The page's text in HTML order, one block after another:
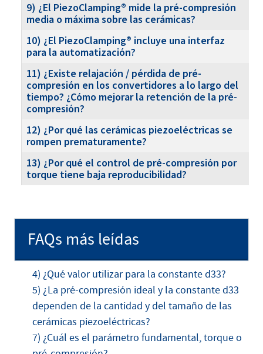
9) ¿El PiezoClamping® mide la pré-compresión
media o máxima sobre las cerámicas?
10) ¿El PiezoClamping® incluye una interfaz
para la automatización?
11) ¿Existe relajación / pérdida de pré-
compresión en los convertidores a lo largo del
tiempo? ¿Cómo mejorar la retención de la pré-
compresión?
12) ¿Por qué las cerámicas piezoeléctricas se
rompen prematuramente?
13) ¿Por qué el control de pré-compresión por
torque tiene baja reproducibilidad?
FAQs más leídas
4) ¿Qué valor utilizar para la constante d33?
5) ¿La pré-compresión ideal y la constante d33
dependen de la cantidad y del tamaño de las
cerámicas piezoeléctricas?
7) ¿Cuál es el parámetro fundamental, torque o